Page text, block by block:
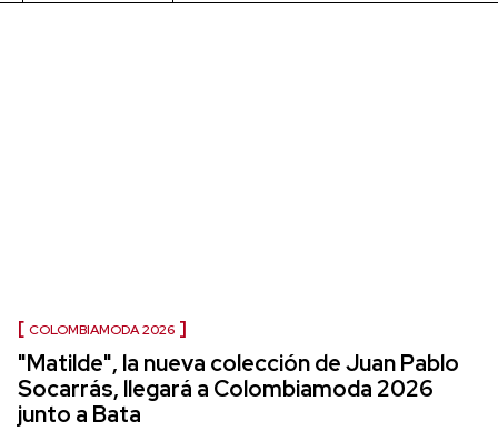
COLOMBIAMODA 2026
"Matilde", la nueva colección de Juan Pablo
Socarrás, llegará a Colombiamoda 2026
junto a Bata